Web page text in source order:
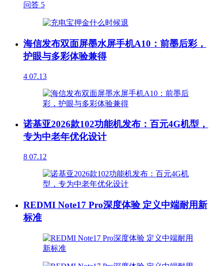
问答 5
海信发布双面屏墨水屏手机A10：前墨后彩，
护眼与多彩体验兼得
4 07.13
诺基亚2026款102功能机发布：百元4G机型，
专为中老年优化设计
8 07.12
REDMI Note17 Pro深度体验 定义中端耐用新
标准